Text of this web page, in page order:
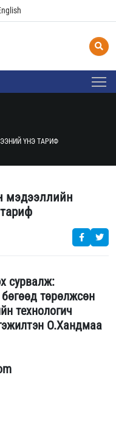
ҮНЭ ТАРИФ
мэдээллийн
сурвалж:
төрөлжсөн
технологич
О.Хандмаа